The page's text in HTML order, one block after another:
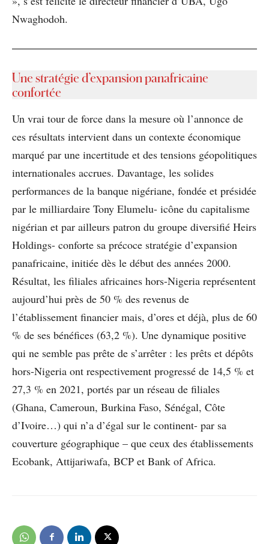
Nwaghodoh.
Une stratégie d’expansion panafricaine
confortée
Un vrai tour de force dans la mesure où l’annonce de
ces résultats intervient dans un contexte économique
marqué par une incertitude et des tensions géopolitiques
internationales accrues. Davantage, les solides
performances de la banque nigériane, fondée et présidée
par le milliardaire Tony Elumelu- icône du capitalisme
nigérian et par ailleurs patron du groupe diversifié Heirs
Holdings- conforte sa précoce stratégie d’expansion
panafricaine, initiée dès le début des années 2000.
Résultat, les filiales africaines hors-Nigeria représentent
aujourd’hui près de 50 % des revenus de
l’établissement financier mais, d’ores et déjà, plus de 60
% de ses bénéfices (63,2 %). Une dynamique positive
qui ne semble pas prête de s’arrêter : les prêts et dépôts
hors-Nigeria ont respectivement progressé de 14,5 % et
27,3 % en 2021, portés par un réseau de filiales
(Ghana, Cameroun, Burkina Faso, Sénégal, Côte
d’Ivoire…) qui n’a d’égal sur le continent- par sa
couverture géographique – que ceux des établissements
Ecobank, Attijariwafa, BCP et Bank of Africa.